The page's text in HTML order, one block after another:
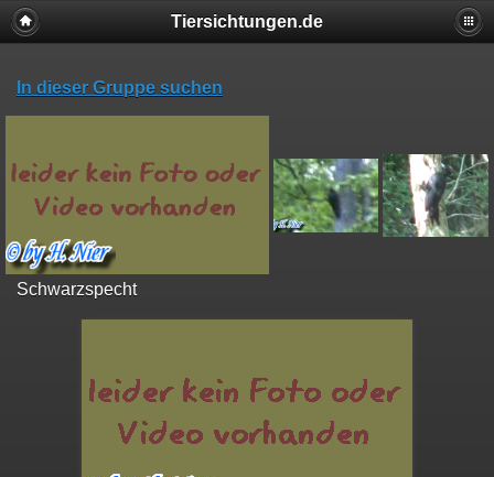
Tiersichtungen.de
In dieser Gruppe suchen
Schwarzspecht